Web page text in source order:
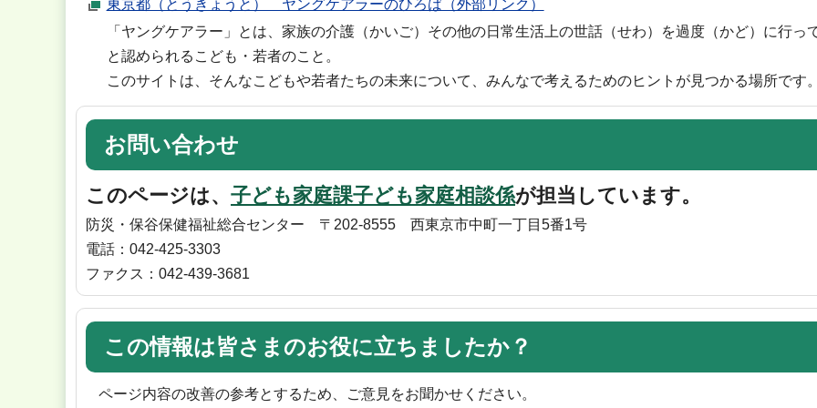
東京都（とうきょうと） ヤングケアラーのひろば（外部リンク）
「ヤングケアラー」とは、家族の介護（かいご）その他の日常生活上の世話（せわ）を過度（かど）に行っ
と認められるこども・若者のこと。
このサイトは、そんなこどもや若者たちの未来について、みんなで考えるためのヒントが見つかる場所です。
お問い合わせ
このページは、 子ども家庭課子ども家庭相談係が担当しています。
防災・保谷保健福祉総合センター 〒202-8555 西東京市中町一丁目5番1号
電話：042-425-3303
ファクス：042-439-3681
この情報は皆さまのお役に立ちましたか？
ページ内容の改善の参考とするため、ご意見をお聞かせください。